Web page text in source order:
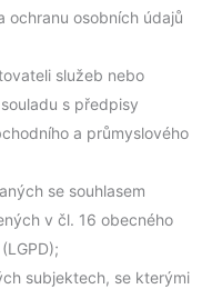
ochranu osobních údajů
služeb nebo
s předpisy
a průmyslového
se souhlasem
v čl. 16 obecného
subjektech, se kterými